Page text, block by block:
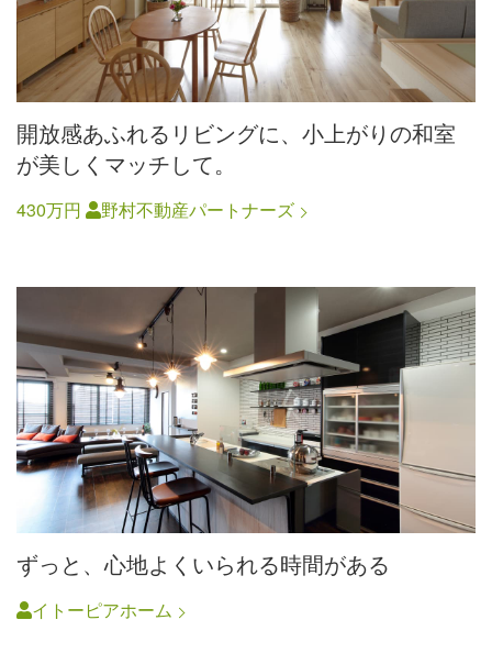
開放感あふれるリビングに、小上がりの和室
が美しくマッチして。
430万円 野村不動産パートナーズ
ずっと、心地よくいられる時間がある
イトーピアホーム